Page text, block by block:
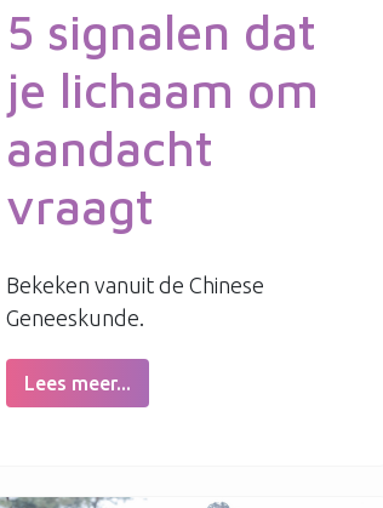
5 signalen dat
je lichaam om
aandacht
vraagt
Bekeken vanuit de Chinese
Geneeskunde.
Lees meer...